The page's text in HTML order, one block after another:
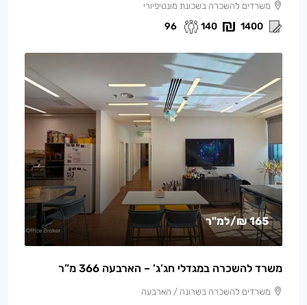
משרדים להשכרה בשכונת מונטיפיורי
1400
140
96
165 ₪ /למ"ר
משרד להשכרה במגדלי חג’ג’ – הארבעה 366 מ”ר
משרדים להשכרה בשרונה / הארבעה